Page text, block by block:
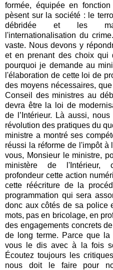
formée, équipée en
pèsent sur la société : le
débridée et les
l'internationalisation du
vaste. Nous devons y
et en prenant des choix qui
pourquoi je demande au
l'élaboration de cette loi de
des moyens nécessaires,
Conseil des ministres au
devra être la loi de
de l’Intérieur. Là aussi,
révolution des pratiques du
ministre a montré ses
réussi la réforme de l'impôt à
vous, Monsieur le ministre,
ministère de l'Intérieur,
profondeur cette action
cette réécriture de la
programmation qui sera
donc aux côtés de sa police
mots, pas en bricolage, en
des engagements concrets
de long terme. Parce que
vous le dis avec à la fois
Écoutez toujours les
nous doit le faire pour